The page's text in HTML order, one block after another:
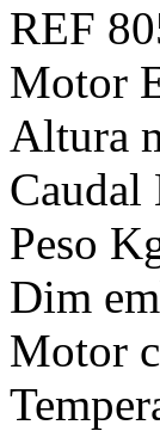
REF
Motor
Altura
Peso
Dim
Motor